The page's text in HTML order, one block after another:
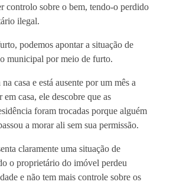
controlo sobre o bem, tendo-o perdido
ilegal.
podemos apontar a situação de
municipal por meio de furto.
casa e está ausente por um mês a
casa, ele descobre que as
foram trocadas porque alguém
a morar ali sem sua permissão.
claramente uma situação de
o proprietário do imóvel perdeu
e não tem mais controle sobre os